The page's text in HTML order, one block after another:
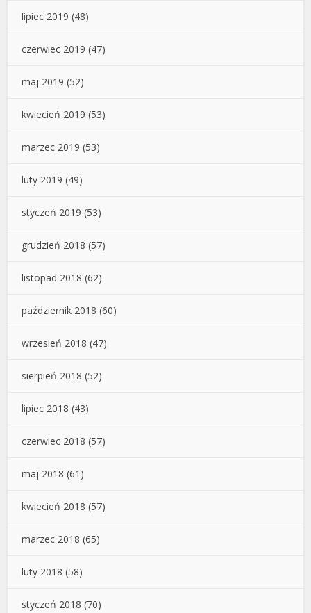
lipiec 2019 (48)
czerwiec 2019 (47)
maj 2019 (52)
kwiecień 2019 (53)
marzec 2019 (53)
luty 2019 (49)
styczeń 2019 (53)
grudzień 2018 (57)
listopad 2018 (62)
październik 2018 (60)
wrzesień 2018 (47)
sierpień 2018 (52)
lipiec 2018 (43)
czerwiec 2018 (57)
maj 2018 (61)
kwiecień 2018 (57)
marzec 2018 (65)
luty 2018 (58)
styczeń 2018 (70)